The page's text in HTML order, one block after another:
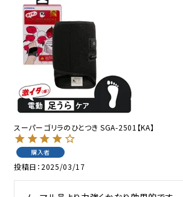
スーパーゴリラのひとつき SGA-2501【KA】
購入者
投稿日 2025/03/17